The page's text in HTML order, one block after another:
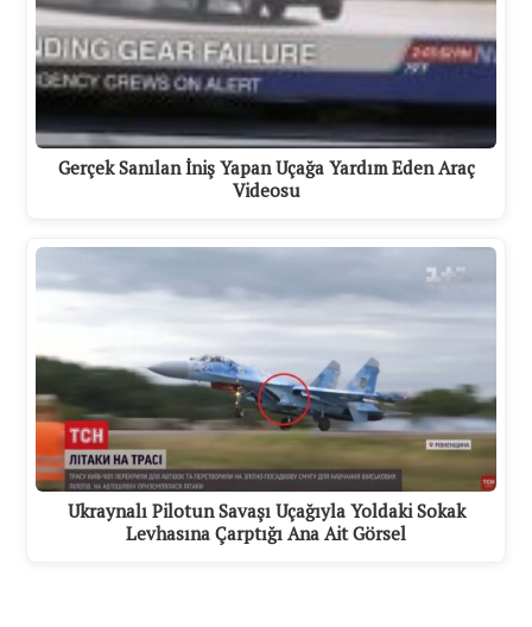
Gerçek Sanılan İniş Yapan Uçağa Yardım Eden Araç
Videosu
Ukraynalı Pilotun Savaşı Uçağıyla Yoldaki Sokak
Levhasına Çarptığı Ana Ait Görsel